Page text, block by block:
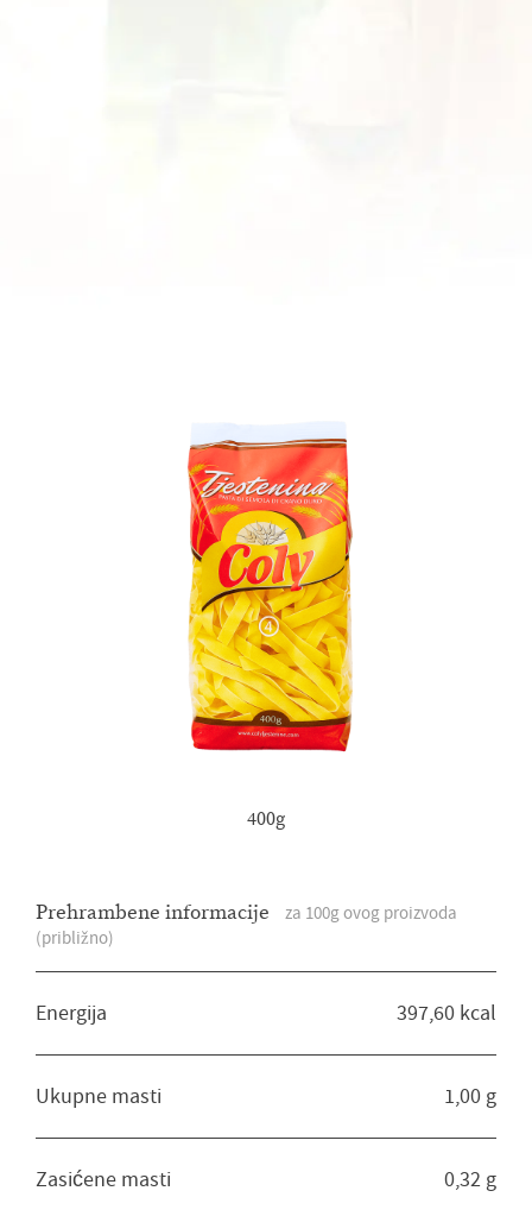
Osmijesi, razgovori i nezaboravni
trenuci: dobrota u svakom zalogaju u
400g
Prehrambene informacije
za 100g ovog proizvoda
(približno)
Energija 397,60 kcal
Ukupne masti 1,00 g
Zasićene masti 0,32 g